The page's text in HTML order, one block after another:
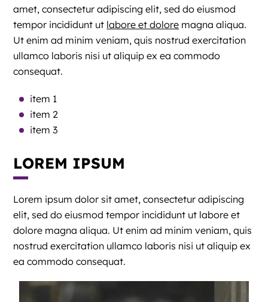
amet, consectetur adipiscing elit, sed do eiusmod
tempor incididunt ut labore et dolore magna aliqua.
Ut enim ad minim veniam, quis nostrud exercitation
ullamco laboris nisi ut aliquip ex ea commodo
consequat.
item 1
item 2
item 3
LOREM IPSUM
Lorem ipsum dolor sit amet, consectetur adipiscing
elit, sed do eiusmod tempor incididunt ut labore et
dolore magna aliqua. Ut enim ad minim veniam, quis
nostrud exercitation ullamco laboris nisi ut aliquip ex
ea commodo consequat.